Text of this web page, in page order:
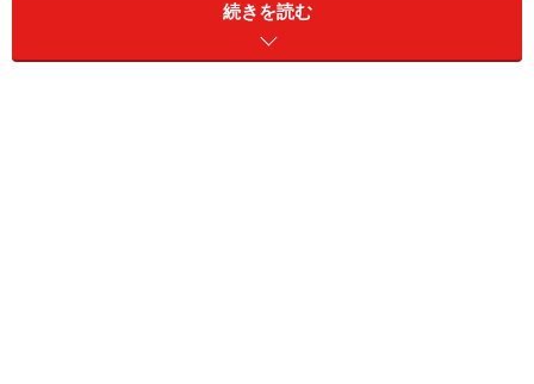
おしゃれは、ウインドーショッピングへ。新しいイメー
続きを読む